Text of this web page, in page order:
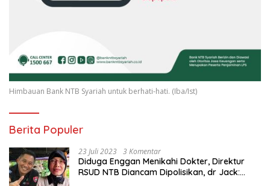
Himbauan Bank NTB Syariah untuk berhati-hati. (Iba/Ist)
Berita Populer
23 Juli 2023 3 Komentar
Diduga Enggan Menikahi Dokter, Direktur
RSUD NTB Diancam Dipolisikan, dr Jack: